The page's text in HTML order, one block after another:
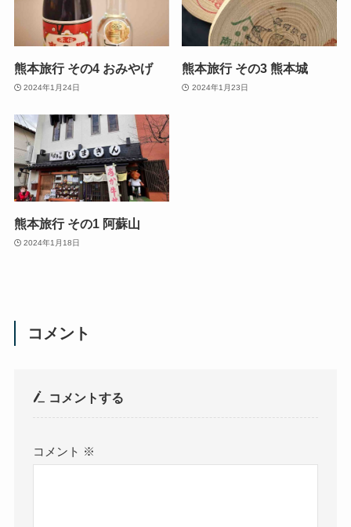
熊本旅行 その4 おみやげ
2024年1月24日
熊本旅行 その3 熊本城
2024年1月23日
熊本旅行 その1 阿蘇山
2024年1月18日
コメント
コメントする
コメント ※